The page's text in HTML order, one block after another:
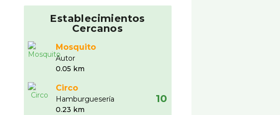
Establecimientos
Cercanos
Mosquito
Autor
0.05 km
Circo
Hamburgueserí­a
0.23 km
10